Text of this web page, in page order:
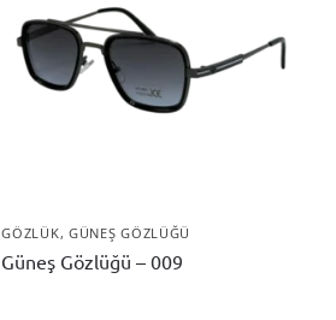
GÖZLÜK, GÜNEŞ GÖZLÜĞÜ
Güneş Gözlüğü – 009